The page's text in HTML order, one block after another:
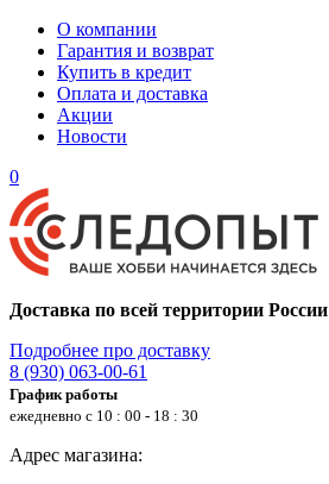
О компании
Гарантия и возврат
Купить в кредит
Оплата и доставка
Акции
Новости
0
Доставка по всей территории России
Подробнее про доставку
8 (930) 063-00-61
График работы
ежедневно с 10 : 00 - 18 : 30
Адрес магазина: